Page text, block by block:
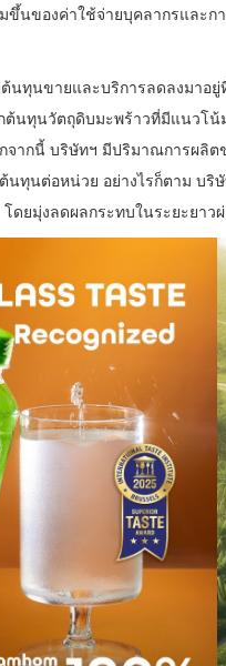
ขึ้นของค่าใช้จ่ายบุคลากรและ
นทุนขายและบริการลดลงมาอ
ต้นทุนวัตถุดิบมะพร้าวที่มีแนวโ
ากนี้ บริษัทฯ มีปริมาณการผลิต
นทุนต่อหน่วย อย่างไรก็ตาม บ
โดยมุ่งลดผลกระทบในระยะยา